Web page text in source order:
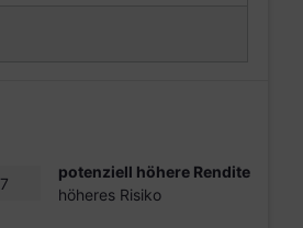
7
potenziell höhere Rendite
höheres Risiko